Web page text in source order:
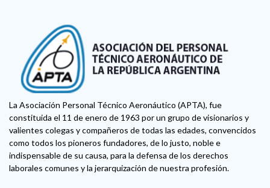
La Asociación Personal Técnico Aeronáutico (APTA), fue
constituida el 11 de enero de 1963 por un grupo de visionarios y
valientes colegas y compañeros de todas las edades, convencidos
como todos los pioneros fundadores, de lo justo, noble e
indispensable de su causa, para la defensa de los derechos
laborales comunes y la jerarquización de nuestra profesión.